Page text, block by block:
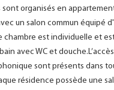
organisés en
un salon commun équipé
chambre est individuelle et
avec WC et
sont présents dans
résidence possède une